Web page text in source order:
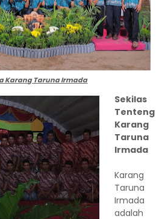
Karang Taruna Irmada
Sekilas
Tenteng
Karang
Taruna
Irmada
Karang
Taruna
Irmada
adalah